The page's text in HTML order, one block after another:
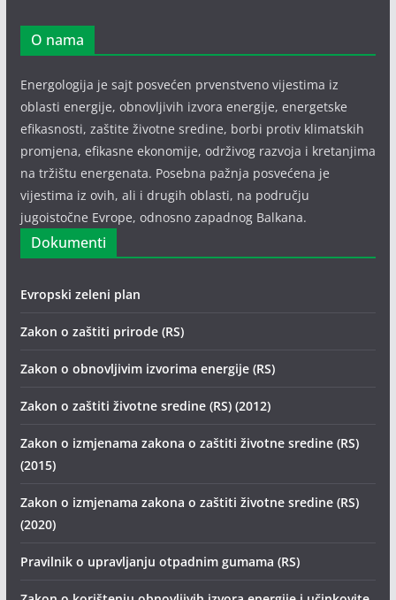
O nama
Energologija je sajt posvećen prvenstveno vijestima iz
oblasti energije, obnovljivih izvora energije, energetske
efikasnosti, zaštite životne sredine, borbi protiv klimatskih
promjena, efikasne ekonomije, održivog razvoja i kretanjima
na tržištu energenata. Posebna pažnja posvećena je
vijestima iz ovih, ali i drugih oblasti, na području
jugoistočne Evrope, odnosno zapadnog Balkana.
Dokumenti
Evropski zeleni plan
Zakon o zaštiti prirode (RS)
Zakon o obnovljivim izvorima energije (RS)
Zakon o zaštiti životne sredine (RS) (2012)
Zakon o izmjenama zakona o zaštiti životne sredine (RS)
(2015)
Zakon o izmjenama zakona o zaštiti životne sredine (RS)
(2020)
Pravilnik o upravljanju otpadnim gumama (RS)